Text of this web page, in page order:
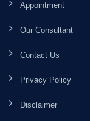
Appointment
Our Consultant
Contact Us
Privacy Policy
Disclaimer